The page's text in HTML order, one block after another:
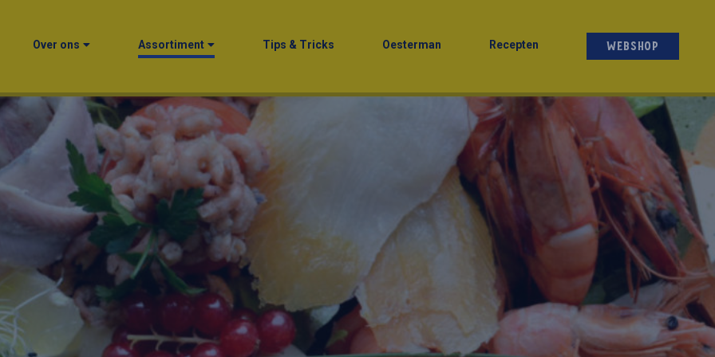
Over ons Assortiment Tips & Tricks Oesterman Recepten WEBSHOP